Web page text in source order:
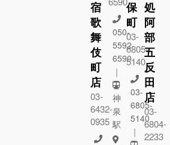
宿
歌
舞
伎
町
店
03-
6432-
0935
050-
5592-
6590
｜
神
泉
駅
保
町
03-
6805-
5140
03-
6805-
5140
｜
処
阿
部
五
反
田
店
03-
6804-
2233